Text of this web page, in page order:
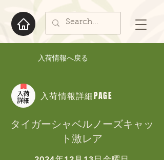
入荷情報へ戻る
入荷情報詳細PAGE
タイガーシャベルノーズキャッ
ト激レア